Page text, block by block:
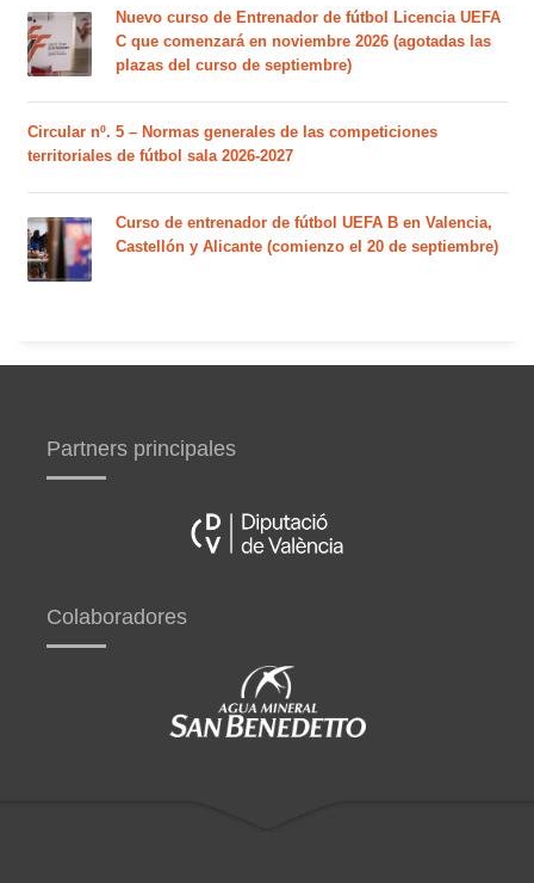
Nuevo curso de Entrenador de fútbol Licencia UEFA
C que comenzará en noviembre 2026 (agotadas las
plazas del curso de septiembre)
Circular nº. 5 – Normas generales de las competiciones
territoriales de fútbol sala 2026-2027
Curso de entrenador de fútbol UEFA B en Valencia,
Castellón y Alicante (comienzo el 20 de septiembre)
Partners principales
Colaboradores